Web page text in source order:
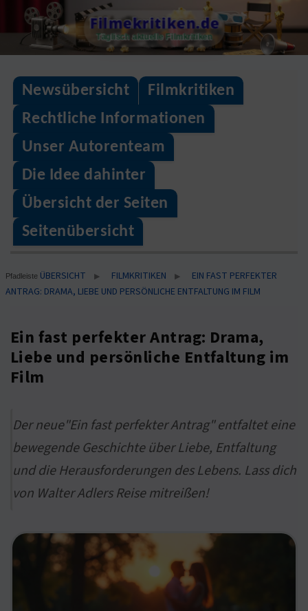
to
content
Filmekritiken.de
Täglisch aktuelle Filmkritiken
Newsübersicht
Filmkritiken
Rechtliche Informationen
Unser Autorenteam
Die Idee dahinter
Übersicht der Seiten
Seitenübersicht
Pfadleiste ÜBERSICHT ▶ FILMKRITIKEN ▶
EIN FAST PERFEKTER
ANTRAG: DRAMA, LIEBE UND PERSÖNLICHE ENTFALTUNG IM FILM
Ein fast perfekter Antrag: Drama,
Liebe und persönliche Entfaltung im
Film
Der neue"Ein fast perfekter Antrag" entfaltet eine
bewegende Geschichte über Liebe, Entfaltung
und die Herausforderungen des Lebens. Lass dich
von Walter Adlers Reise mitreißen!